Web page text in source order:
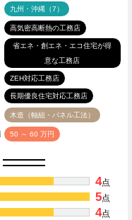
九州・沖縄（7）
高気密高断熱の工務店
省エネ・創エネ・エコ住宅が得
意な工務店
ZEH対応工務店
長期優良住宅対応工務店
木造（軸組・パネル工法）
50 ～ 60 万円
4点
5点
4点